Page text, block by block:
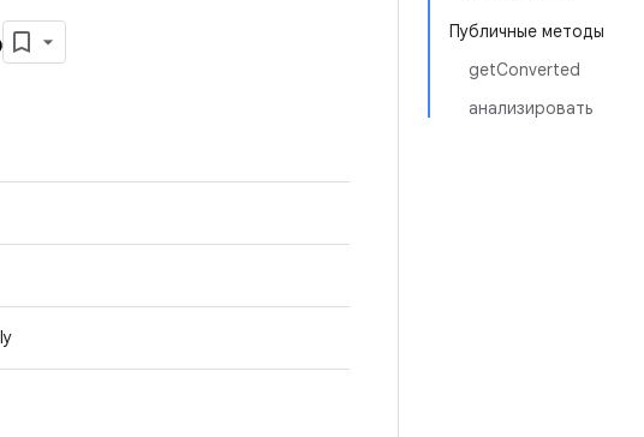
Публичные методы
getConverted
анализировать